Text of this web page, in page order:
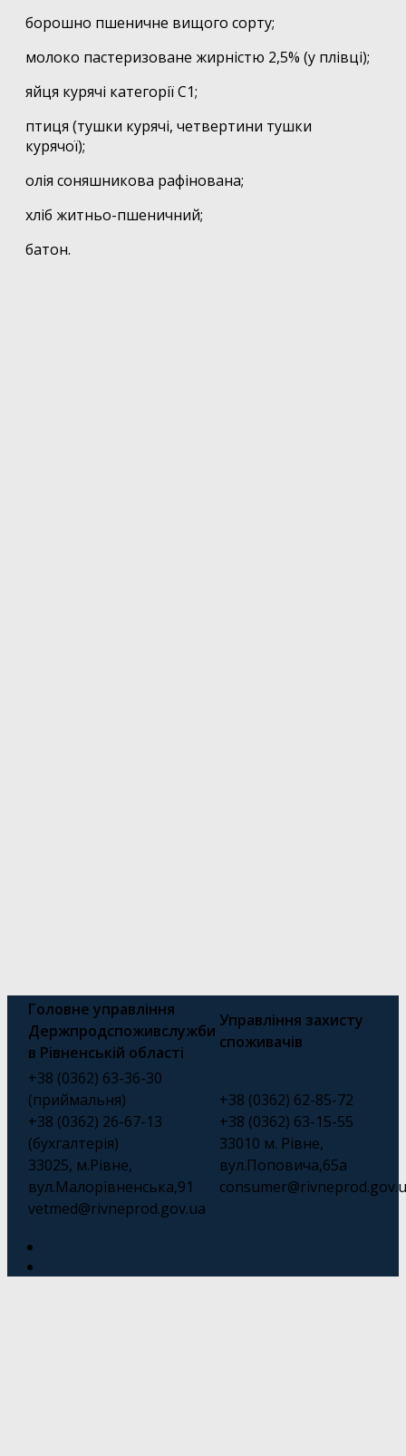
борошно пшеничне вищого сорту;
молоко пастеризоване жирністю 2,5% (у плівці);
яйця курячі категорії С1;
птиця (тушки курячі, четвертини тушки
курячої);
олія соняшникова рафінована;
хліб житньо-пшеничний;
батон.
Головне управління
Держпродспоживслужби
в Рівненській області
Управління захисту
споживачів
+38 (0362) 63-36-30
(приймальня)
+38 (0362) 26-67-13
(бухгалтерія)
33025, м.Рівне,
вул.Малорівненська,91
vetmed@rivneprod.gov.ua
+38 (0362) 62-85-72
+38 (0362) 63-15-55
33010 м. Рівне,
вул.Поповича,65а